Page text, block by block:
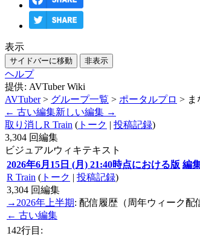
表示
サイドバーに移動 非表示
ヘルプ
提供: AVTuber Wiki
AVTuber> グループ一覧 > ポータルプロ > ま
← 古い編集新しい編集 →
取り消しR Train ( トーク | 投稿記録)
3,304 回編集
ビジュアルウィキテキスト
2026年6月15日 (月) 21:40時点における版 編
R Train ( トーク | 投稿記録)
3,304 回編集
→ 2026年上半期: 配信履歴（周年ウィーク配
← 古い編集
142行目: